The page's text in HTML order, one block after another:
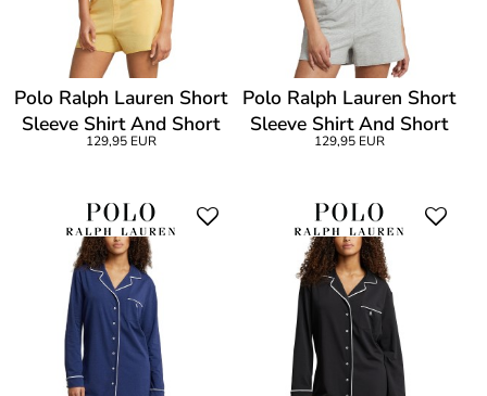
Polo Ralph Lauren Short
Sleeve Shirt And Short
Set
129,95 EUR
Polo Ralph Lauren Short
Sleeve Shirt And Short
Set
129,95 EUR